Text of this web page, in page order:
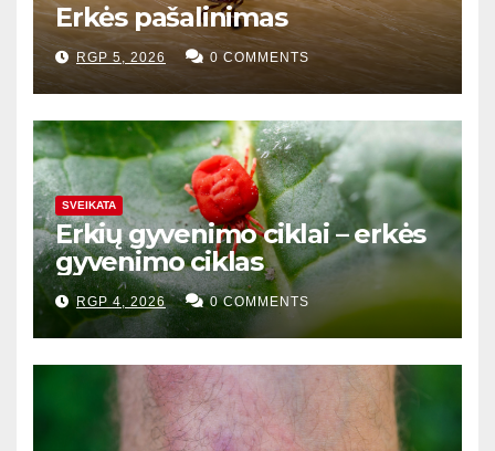
Erkės pašalinimas
RGP 5, 2026 0 COMMENTS
SVEIKATA
Erkių gyvenimo ciklai – erkės
gyvenimo ciklas
RGP 4, 2026 0 COMMENTS